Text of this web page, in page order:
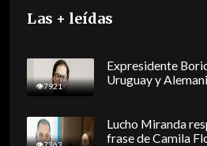
Las + leídas
7921
Expresidente
Uruguay y
Lucho Miranda
frase de Camila